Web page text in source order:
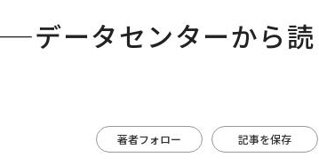
データセンターから読
著者フォロー 記事を保存